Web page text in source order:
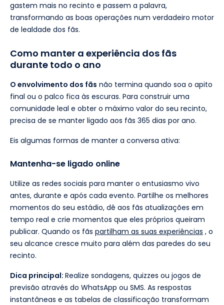
gastem mais no recinto e passem a palavra,
transformando as boas operações num verdadeiro motor
de lealdade dos fãs.
Como manter a experiência dos fãs
durante todo o ano
O envolvimento dos fãs não termina quando soa o apito
final ou o palco fica às escuras. Para construir uma
comunidade leal e obter o máximo valor do seu recinto,
precisa de se manter ligado aos fãs 365 dias por ano.
Eis algumas formas de manter a conversa ativa:
Mantenha-se ligado online
Utilize as redes sociais para manter o entusiasmo vivo
antes, durante e após cada evento. Partilhe os melhores
momentos do seu estádio, dê aos fãs atualizações em
tempo real e crie momentos que eles próprios queiram
publicar. Quando os fãs partilham as suas experiências , o
seu alcance cresce muito para além das paredes do seu
recinto.
Dica principal: Realize sondagens, quizzes ou jogos de
previsão através do WhatsApp ou SMS. As respostas
instantâneas e as tabelas de classificação transformam